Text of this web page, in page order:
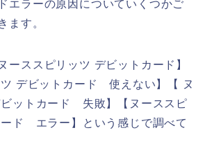
エラーの原因についていくつかご
ます。
ーススピリッツ デビットカード】
ツ デビットカード 使えない】【 ヌ
ットカード 失敗】【ヌーススピ
ード エラー】という感じで調べて